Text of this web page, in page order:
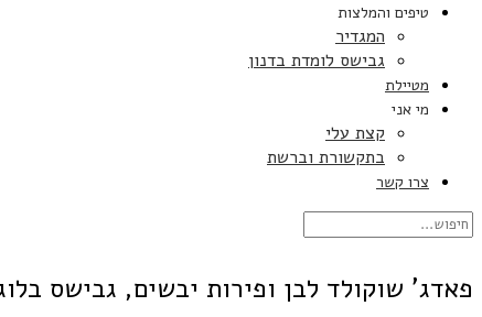
טיפים והמלצות
המגדיר
גבישס לומדת בדנון
מטיילת
מי אני
קצת עלי
בתקשורת וברשת
צרו קשר
פאדג' שוקולד לבן ופירות יבשים, גבישס